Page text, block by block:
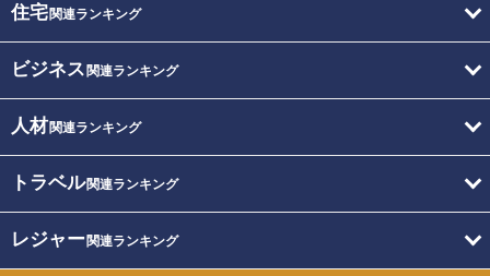
住宅関連ランキング
ビジネス 関連ランキング
人材関連ランキング
トラベル関連ランキング
レジャー関連ランキング